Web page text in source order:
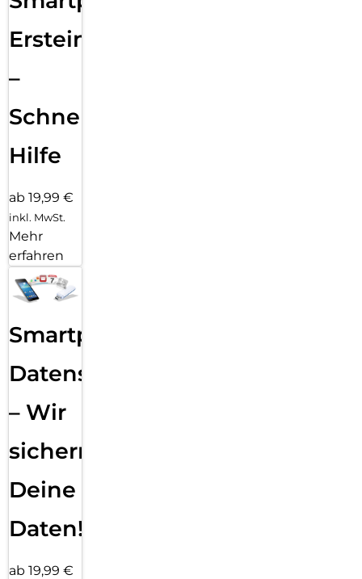
Ersteinrichtung
–
Schnelle
Hilfe
ab 19,99 €
inkl. MwSt.
Mehr
erfahren
Smartphone
Datensicherung
– Wir
sichern
Deine
Daten!
ab 19,99 €